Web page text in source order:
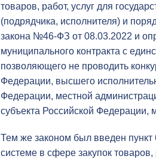
товаров, работ, услуг для
(подрядчика, исполнителя) и
закона №46-ФЗ от 08.03.2022 и
муниципального контракта с
позволяющего не проводить
Федерации, высшего
Федерации, местной
субъекта Российской Федерации,
Тем же законом был введен
системе в сфере закупок